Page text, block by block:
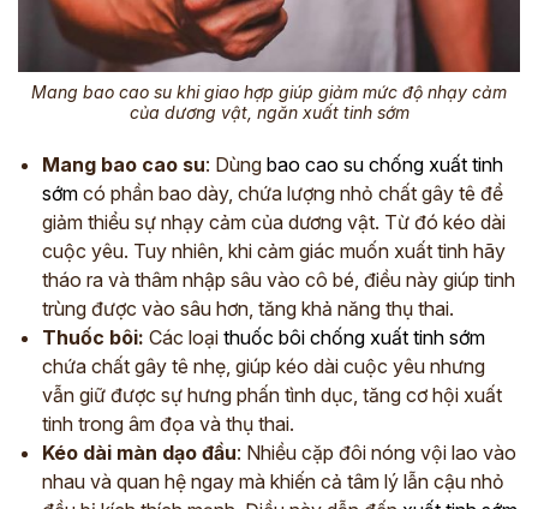
Mang bao cao su khi giao hợp giúp giảm mức độ nhạy cảm
của dương vật, ngăn xuất tinh sớm
Mang bao cao su: Dùng bao cao su chống xuất tinh
sớm có phần bao dày, chứa lượng nhỏ chất gây tê để
giảm thiểu sự nhạy cảm của dương vật. Từ đó kéo dài
cuộc yêu. Tuy nhiên, khi cảm giác muốn xuất tinh hãy
tháo ra và thâm nhập sâu vào cô bé, điều này giúp tinh
trùng được vào sâu hơn, tăng khả năng thụ thai.
Thuốc bôi: Các loại thuốc bôi chống xuất tinh sớm
chứa chất gây tê nhẹ, giúp kéo dài cuộc yêu nhưng
vẫn giữ được sự hưng phấn tình dục, tăng cơ hội xuất
tinh trong âm đọa và thụ thai.
Kéo dài màn dạo đầu: Nhiều cặp đôi nóng vội lao vào
nhau và quan hệ ngay mà khiến cả tâm lý lẫn cậu nhỏ